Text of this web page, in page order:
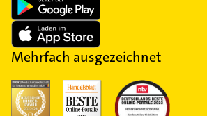
Mehrfach ausgezeichnet